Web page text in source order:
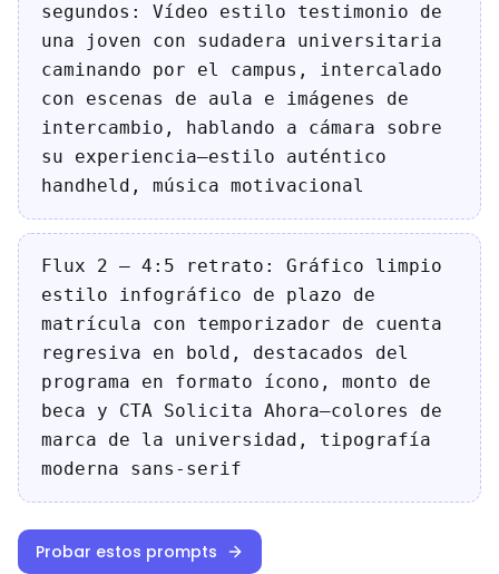
segundos: Vídeo estilo testimonio de
una joven con sudadera universitaria
caminando por el campus, intercalado
con escenas de aula e imágenes de
intercambio, hablando a cámara sobre
su experiencia—estilo auténtico
handheld, música motivacional
Flux 2 — 4:5 retrato: Gráfico limpio
estilo infográfico de plazo de
matrícula con temporizador de cuenta
regresiva en bold, destacados del
programa en formato ícono, monto de
beca y CTA Solicita Ahora—colores de
marca de la universidad, tipografía
moderna sans-serif
Probar estos prompts